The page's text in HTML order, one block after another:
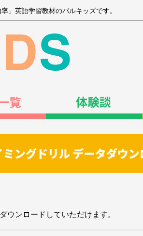
」英語学習教材のパルキッズです。
ウンロードしていただけます。